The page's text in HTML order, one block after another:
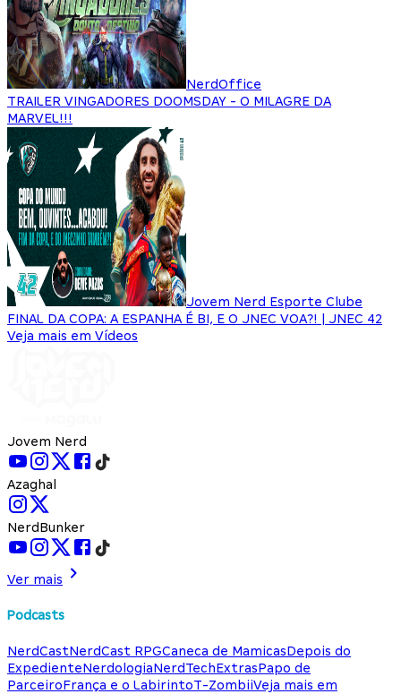
NerdOffice
TRAILER VINGADORES DOOMSDAY - O MILAGRE DA
MARVEL!!!
Jovem Nerd Esporte Clube
FINAL DA COPA: A ESPANHA É BI, E O JNEC VOA?! | JNEC 42
Veja mais em Vídeos
Jovem Nerd
Azaghal
NerdBunker
Ver mais
Podcasts
NerdCastNerdCast RPGCaneca de MamicasDepois do
ExpedienteNerdologiaNerdTechExtrasPapo de
ParceiroFrança e o LabirintoT-ZombiiVeja mais em